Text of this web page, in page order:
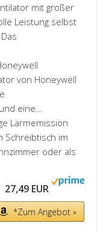
mit großer
Leistung selbst
von Honeywell
eine...
Lärmemission
Schreibtisch im
oder als
27,49 EUR
*Zum Angebot »